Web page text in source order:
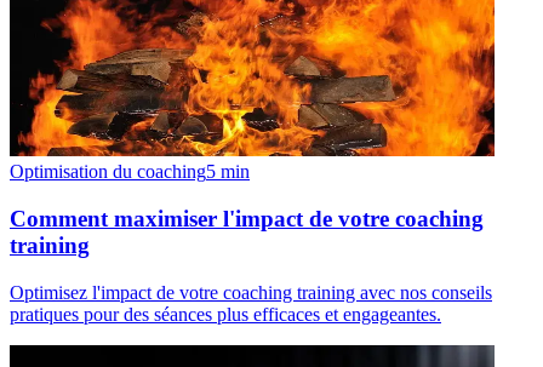
Optimisation du coaching5 min
Comment maximiser l'impact de votre coaching
training
Optimisez l'impact de votre coaching training avec nos conseils
pratiques pour des séances plus efficaces et engageantes.